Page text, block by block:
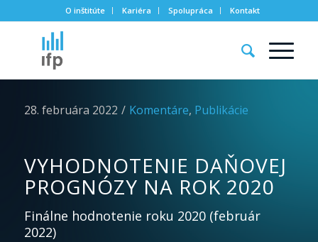
O inštitúte Kariéra Spolupráca Kontakt
28. februára 2022 / Komentáre, Publikácie
VYHODNOTENIE DAŇOVEJ
PROGNÓZY NA ROK 2020
Finálne hodnotenie roku 2020 (február
2022)